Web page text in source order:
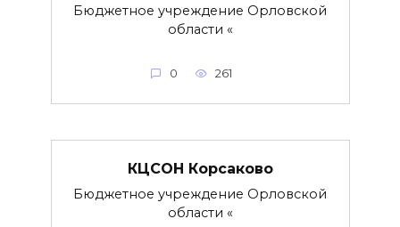
Бюджетное учреждение Орловской
области «
0 261
КЦСОН Корсаково
Бюджетное учреждение Орловской
области «